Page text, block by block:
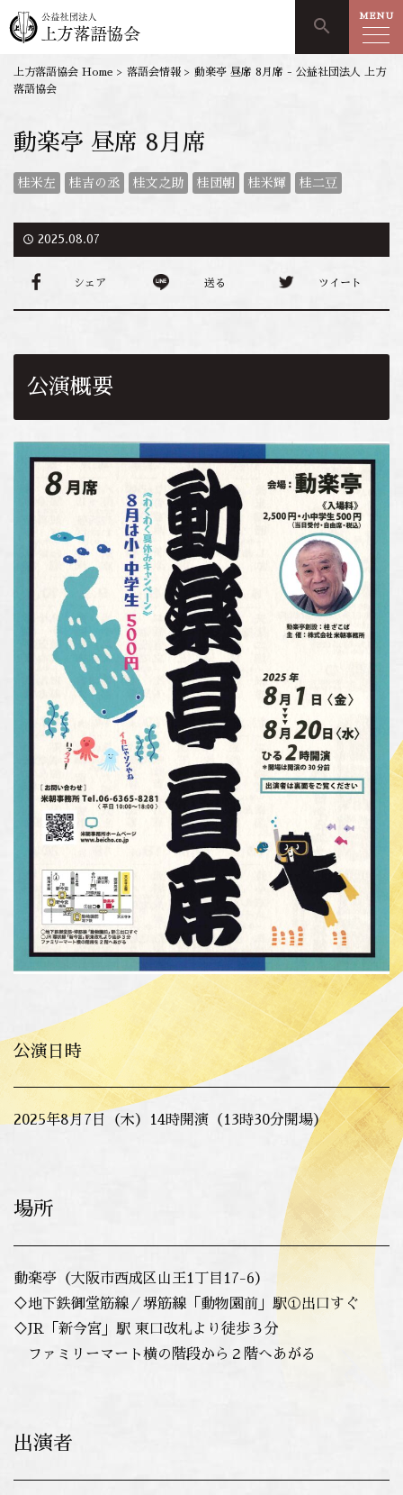
search MENU
上方落語協会 Home > 落語会情報 > 動楽亭 昼席 8月席 - 公益社団法人 上方
落語協会
動楽亭 昼席 8月席
桂米左 桂吉の丞 桂文之助 桂団朝 桂米輝 桂二豆
access_time 2025.08.07
シェア 送る ツイート
公演概要
公演日時
2025年8月7日（木）14時開演（13時30分開場）
場所
動楽亭（大阪市西成区山王1丁目17-6）
♢地下鉄御堂筋線／堺筋線「動物園前」駅①出口すぐ
♢JR「新今宮」駅 東口改札より徒歩３分
ファミリーマート横の階段から２階へあがる
出演者